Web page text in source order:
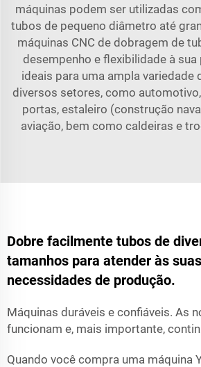
máquinas podem ser utilizadas
tubos de pequeno diâmetro até
máquinas CNC de dobragem de
desempenho e flexibilidade à sua
ideais para uma ampla variedade
diversos setores, como
portas, estaleiro (construção
aviação, bem como caldeiras e
Dobre facilmente tubos de
tamanhos para atender às
necessidades de produção.
Máquinas duráveis e confiáveis. As
funcionam e, mais importante,
Quando você compra uma máquina